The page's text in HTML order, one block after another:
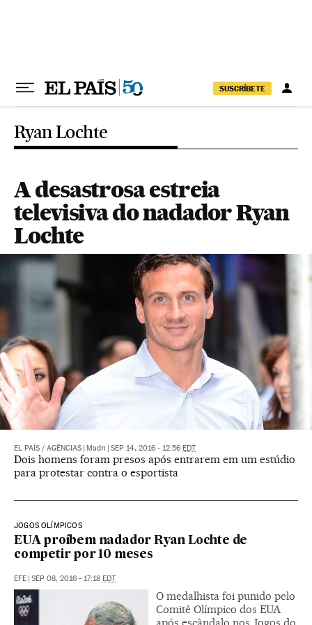
SUSCRÍBETE
Ryan Lochte
A desastrosa estreia
televisiva do nadador Ryan
Lochte
EL PAÍS / AGÊNCIAS Madri SEP 14, 2016 - 12:56 EDT
Dois homens foram presos após entrarem em um estúdio
para protestar contra o esportista
JOGOS OLÍMPICOS
EUA proíbem nadador Ryan Lochte de
competir por 10 meses
EFE SEP 08, 2016 - 17:18 EDT
O medalhista foi punido pelo
Comitê Olímpico dos EUA